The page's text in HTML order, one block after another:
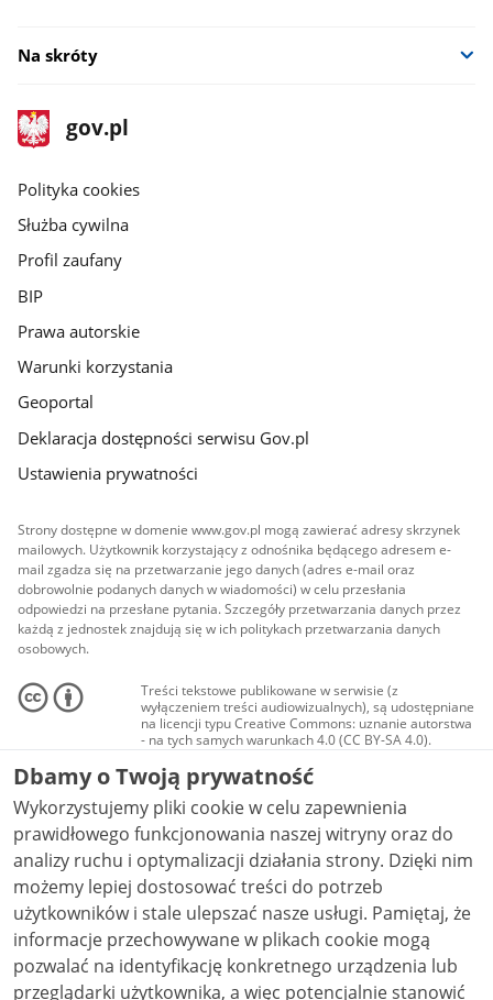
Na skróty
stopka
gov.pl
Strona
gov.pl
gov.pl
Polityka cookies
Służba cywilna
Profil zaufany
BIP
Prawa autorskie
Warunki korzystania
Geoportal
Deklaracja dostępności serwisu Gov.pl
Ustawienia prywatności
Strony dostępne w domenie www.gov.pl mogą zawierać adresy skrzynek
mailowych. Użytkownik korzystający z odnośnika będącego adresem e-
mail zgadza się na przetwarzanie jego danych (adres e-mail oraz
dobrowolnie podanych danych w wiadomości) w celu przesłania
odpowiedzi na przesłane pytania. Szczegóły przetwarzania danych przez
każdą z jednostek znajdują się w ich politykach przetwarzania danych
osobowych.
Treści tekstowe publikowane w serwisie (z
wyłączeniem treści audiowizualnych), są udostępniane
na licencji typu Creative Commons: uznanie autorstwa
- na tych samych warunkach 4.0 (CC BY-SA 4.0).
Materiały audiowizualne, w tym zdjęcia, materiały
audio i wideo, są udostępniane na licencji typu
Creative Commons: uznanie autorstwa użycie
niekomercyjne - bez utworów zależnych 4.0 (CC BY-
NC-ND 4.0), o ile nie jest to stwierdzone inaczej.
Dbamy o Twoją prywatność
Wykorzystujemy pliki cookie w celu zapewnienia
prawidłowego funkcjonowania naszej witryny oraz do
analizy ruchu i optymalizacji działania strony. Dzięki nim
możemy lepiej dostosować treści do potrzeb
użytkowników i stale ulepszać nasze usługi. Pamiętaj, że
informacje przechowywane w plikach cookie mogą
pozwalać na identyfikację konkretnego urządzenia lub
przeglądarki użytkownika, a więc potencjalnie stanowić